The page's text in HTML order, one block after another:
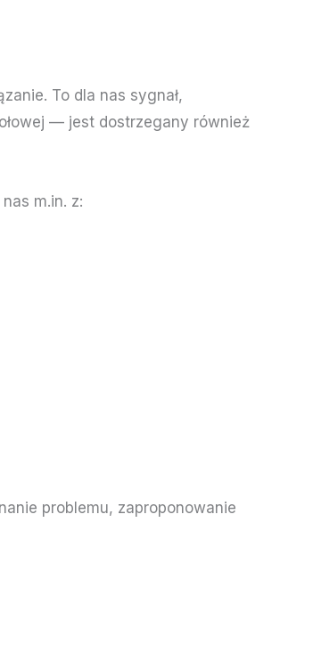
To dla nas sygnał,
— jest dostrzegany również
m.in. z:
problemu, zaproponowanie